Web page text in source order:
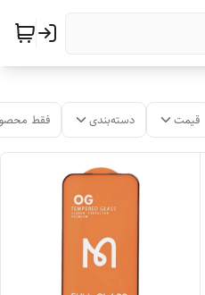
قیمت دسته‌بندی فقط